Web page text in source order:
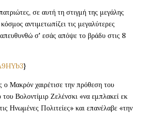
σε αυτή τη στιγμή της μεγάλης
αντιμετωπίζει τις μεγαλύτερες
σ' εσάς απόψε το βράδυ στις 8
}
ο Μακρόν χαιρέτισε την πρόθεση του
Βολοντίμιρ Ζελένσκι «να εμπλακεί εκ
Ηνωμένες Πολιτείες» και επανέλαβε «την